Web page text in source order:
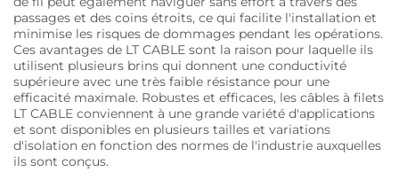
passages et des coins étroits, ce qui facilite l'installation et
minimise les risques de dommages pendant les opérations.
Ces avantages de LT CABLE sont la raison pour laquelle ils
utilisent plusieurs brins qui donnent une conductivité
supérieure avec une très faible résistance pour une
efficacité maximale. Robustes et efficaces, les câbles à filets
LT CABLE conviennent à une grande variété d'applications
et sont disponibles en plusieurs tailles et variations
d'isolation en fonction des normes de l'industrie auxquelles
ils sont conçus.